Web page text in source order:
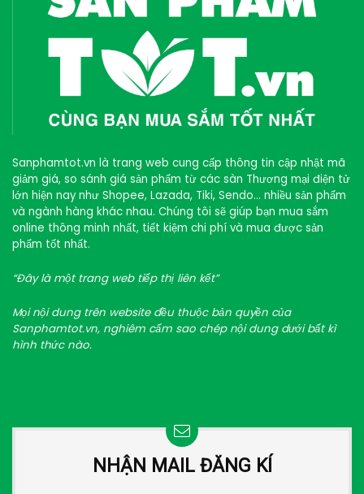
Sanphamtot.vn là trang web cung cấp thông tin cập nhật mã
giảm giá, so sánh giá sản phẩm từ các sàn Thương mại điện tử
lớn hiện nay như Shopee, Lazada, Tiki, Sendo… nhiều sản phẩm
và ngành hàng khác nhau. Chúng tôi sẽ giúp bạn mua sắm
online thông minh nhất, tiết kiệm chi phí và mua được sản
phẩm tốt nhất.
“Đây là một trang web tiếp thị liên kết”
Mọi nội dung trên website đều thuộc bản quyền của
Sanphamtot.vn, nghiêm cấm sao chép nội dung dưới bất kì
hình thức nào.
NHẬN MAIL ĐĂNG KÍ